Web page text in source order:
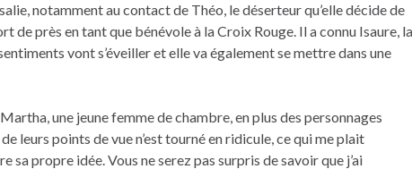
notamment au contact de Théo, le déserteur qu’elle décide de
de près en tant que bénévole à la Croix Rouge. Il a connu Isaure, la
vont s’éveiller et elle va également se mettre dans une
une jeune femme de chambre, en plus des personnages
leurs points de vue n’est tourné en ridicule, ce qui me plait
propre idée. Vous ne serez pas surpris de savoir que j’ai